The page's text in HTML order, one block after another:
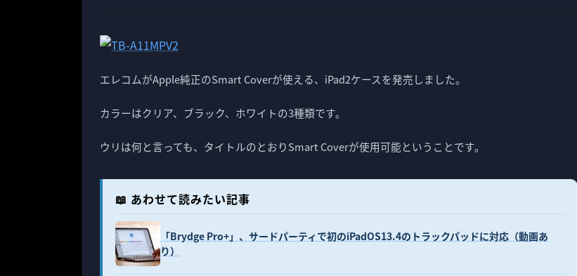
エレコムがApple純正のSmart Coverが使える、iPad2ケースを発売しました。
カラーはクリア、ブラック、ホワイトの3種類です。
ウリは何と言っても、タイトルのとおりSmart Coverが使用可能ということです。
📖 あわせて読みたい記事
「Brydge Pro+」、サードパーティで初のiPadOS13.4のトラックパッドに対応（動画あ
り）